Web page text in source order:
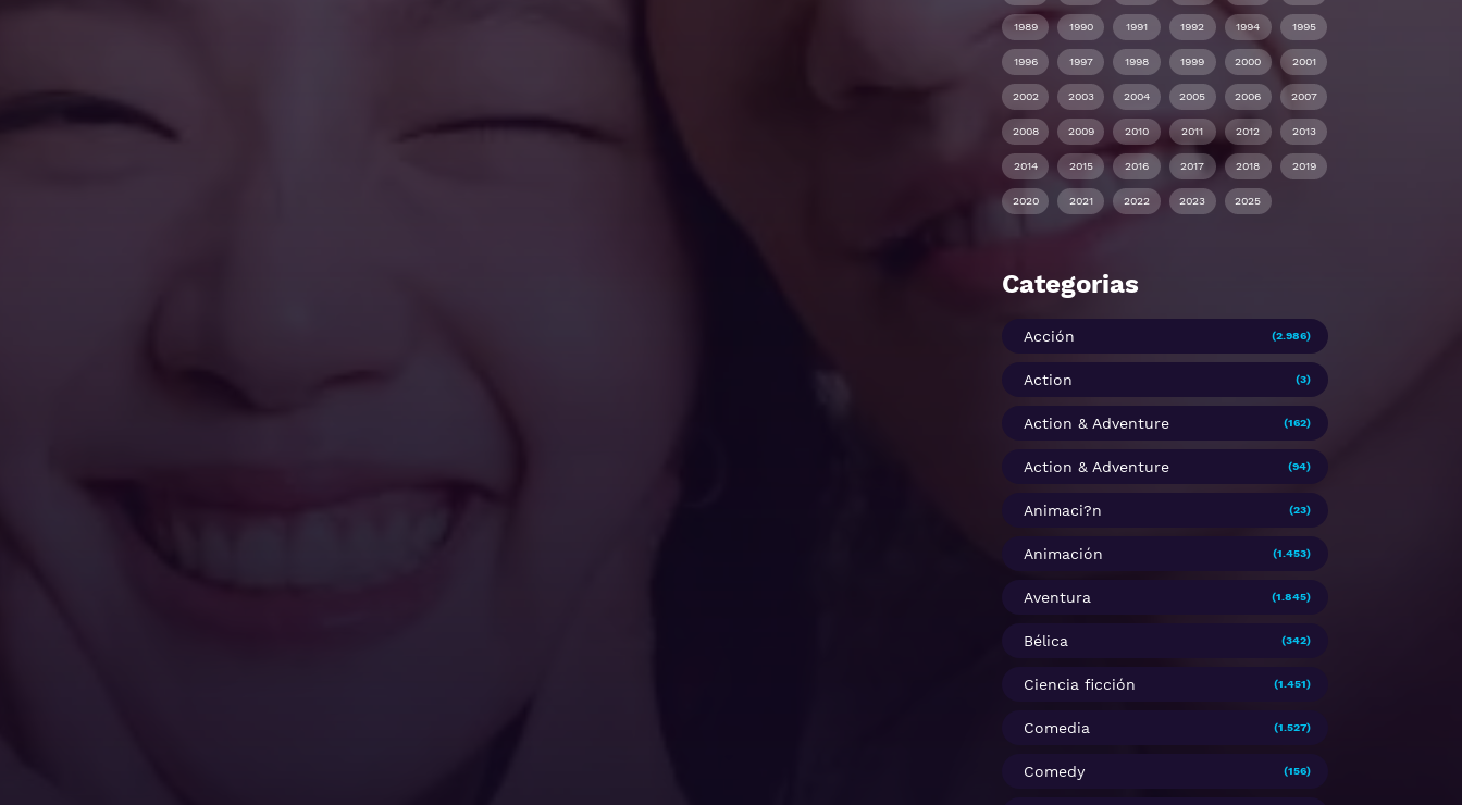
1989 1990 1991 1992 1994 1995
1996 1997 1998 1999 2000 2001
2002 2003 2004 2005 2006 2007
2008 2009 2010 2011 2012 2013
2014 2015 2016 2017 2018 2019
2020 2021 2022 2023 2025
Categorias
Acción (2.986)
Action (3)
Action & Adventure (162)
Action & Adventure (94)
Animaci?n (23)
Animación (1.453)
Aventura (1.845)
Bélica (342)
Ciencia ficción (1.451)
Comedia (1.527)
Comedy (156)